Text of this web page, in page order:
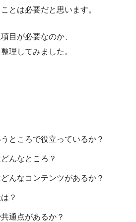
とは必要だと思います。
目が必要なのか、
理してみました。
ところで役立っているか？
んなところ？
んなコンテンツがあるか？
？
通点があるか？